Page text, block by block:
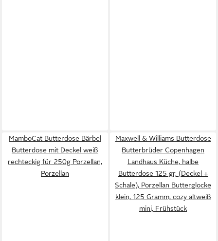
MamboCat Butterdose Bärbel
Butterdose mit Deckel weiß
rechteckig für 250g Porzellan,
Porzellan
Maxwell & Williams Butterdose
Butterbrüder Copenhagen
Landhaus Küche, halbe
Butterdose 125 gr, (Deckel +
Schale), Porzellan Butterglocke
klein, 125 Gramm, cozy altweiß
mini, Frühstück